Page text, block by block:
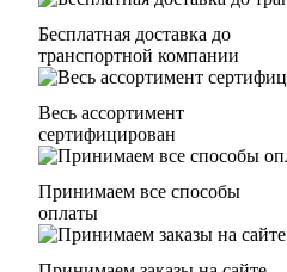
Бесплатная доставка до
транспортной компании
Весь ассортимент
сертифицирован
Принимаем все способы
оплаты